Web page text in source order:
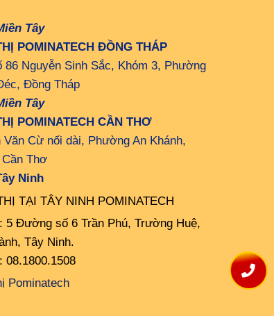
Tây
POMINATECH ĐỒNG THÁP
86 Nguyễn Sinh Sắc, Khóm 3, Phường
Đồng Tháp
Tây
POMINATECH CẦN THƠ
Văn Cừ nối dài, Phường An Khánh,
Thơ
Ninh
TẠI TÂY NINH POMINATECH
5 Đường số 6 Trần Phú, Trường Huệ,
Tây Ninh.
08.1800.1508
Pominatech